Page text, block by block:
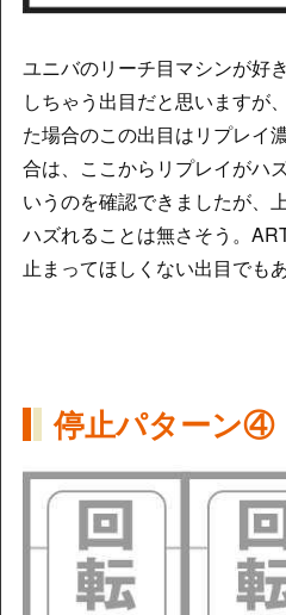
ユニバのリーチ目マシンが好
しちゃう出目だと思いますが
た場合のこの出目はリプレイ
合は、ここからリプレイがハ
いうのを確認できましたが、
ハズれることは無さそう。
止まってほしくない出目でもあ
停止パターン④